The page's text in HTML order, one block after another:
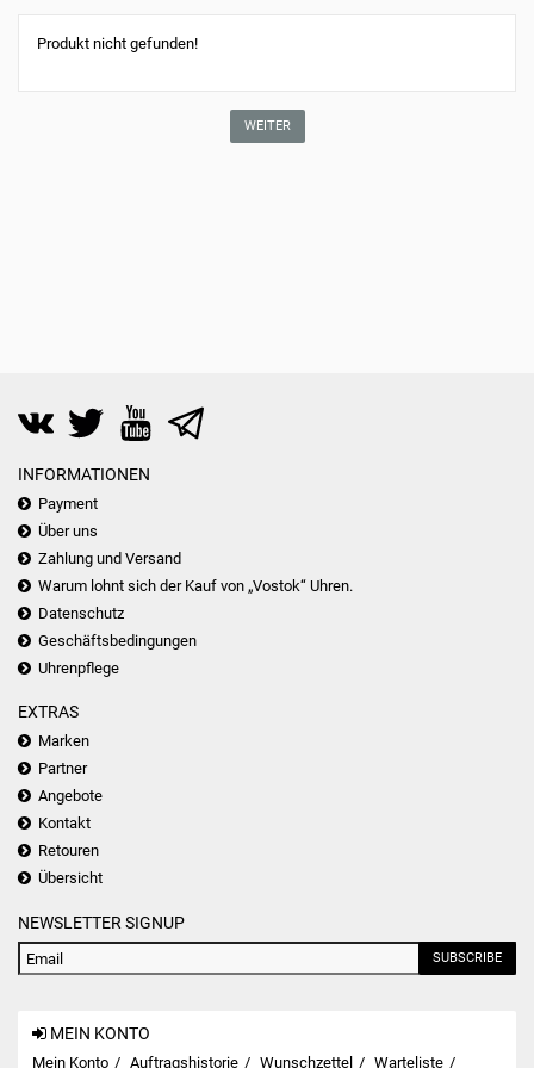
Produkt nicht gefunden!
WEITER
INFORMATIONEN
Payment
Über uns
Zahlung und Versand
Warum lohnt sich der Kauf von „Vostok“ Uhren.
Datenschutz
Geschäftsbedingungen
Uhrenpflege
EXTRAS
Marken
Partner
Angebote
Kontakt
Retouren
Übersicht
NEWSLETTER SIGNUP
SUBSCRIBE
MEIN KONTO
Mein Konto Auftragshistorie Wunschzettel Warteliste